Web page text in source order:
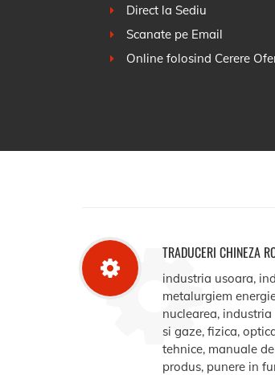
Direct la Sediu
Scanate pe Email
Online folosind Cerere
TRADUCERI CHINEZA
industria usoara,
metalurgiem
nuclearea,
si gaze, fizica,
tehnice, manuale
produs, punere in